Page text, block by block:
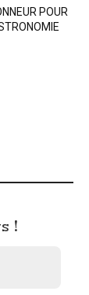
POUR
!